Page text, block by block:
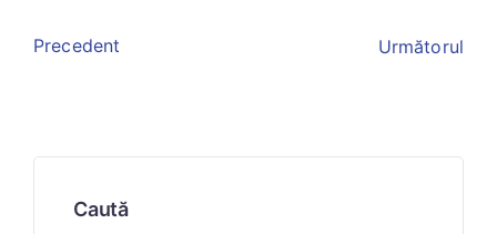
Precedent Următorul
Caută